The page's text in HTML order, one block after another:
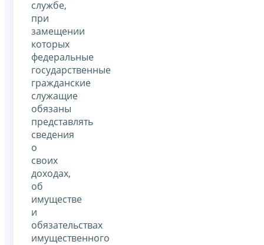
службе,
при
замещении
которых
федеральные
государственные
гражданские
служащие
обязаны
представлять
сведения
о
своих
доходах,
об
имуществе
и
обязательствах
имущественного